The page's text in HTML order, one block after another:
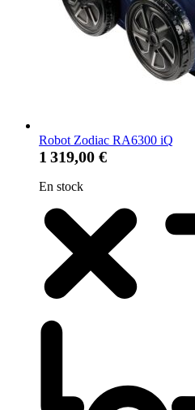
Robot Zodiac RA6300 iQ
1 319,00 €
En stock